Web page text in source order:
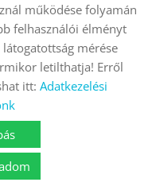
fenntartva
tájékoztató
kezelése
működése folyamán
felhasználói élményt
mérése
letilthatja! Erről
itt: Adatkezelési